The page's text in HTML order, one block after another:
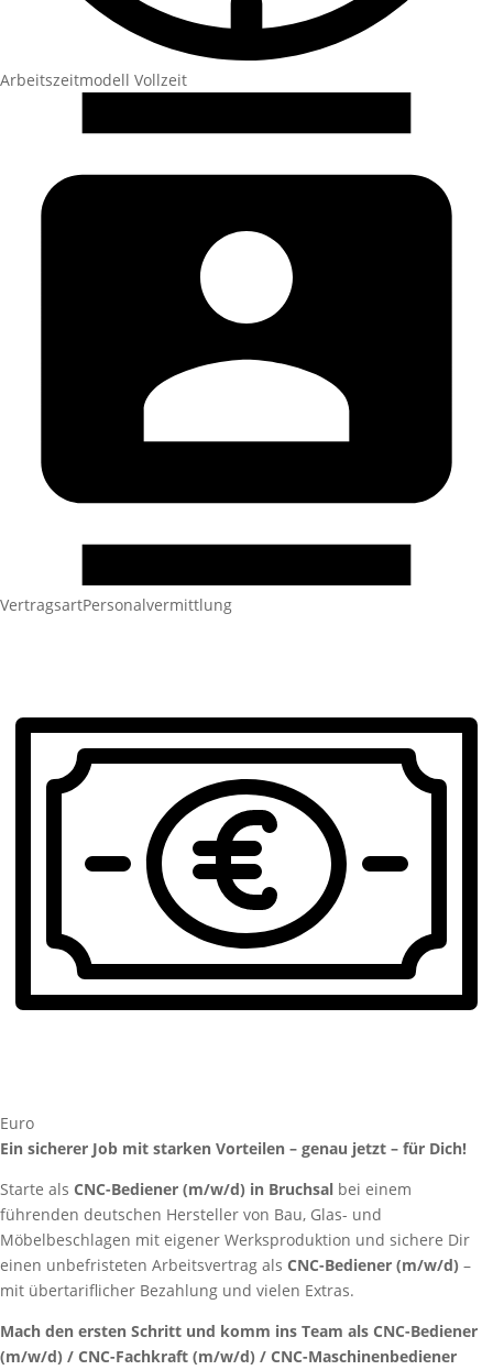
Arbeitszeitmodell Vollzeit
VertragsartPersonalvermittlung
Euro
Ein sicherer Job mit starken Vorteilen – genau jetzt – für Dich!
Starte als CNC-Bediener (m/w/d) in Bruchsal bei einem
führenden deutschen Hersteller von Bau, Glas- und
Möbelbeschlagen mit eigener Werksproduktion und sichere Dir
einen unbefristeten Arbeitsvertrag als CNC-Bediener (m/w/d) –
mit übertariflicher Bezahlung und vielen Extras.
Mach den ersten Schritt und komm ins Team als CNC-Bediener
(m/w/d) / CNC-Fachkraft (m/w/d) / CNC-Maschinenbediener